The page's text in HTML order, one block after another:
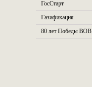
ГосСтарт
Газификация
80 лет Победы ВОВ